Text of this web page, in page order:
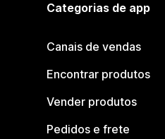
Categorias de app
Canais de vendas
Encontrar produtos
Vender produtos
Pedidos e frete